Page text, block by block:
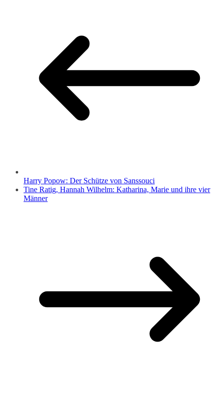
Harry Popow: Der Schütze von Sanssouci
Tine Ratig, Hannah Wilhelm: Katharina, Marie und ihre vier
Männer